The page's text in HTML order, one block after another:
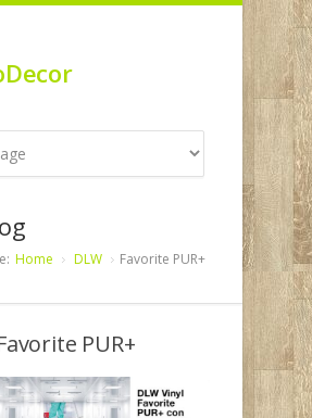
Home DLW Favorite PUR+
PUR+